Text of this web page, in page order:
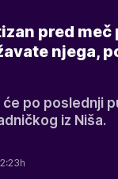
pred meč
njega,
po poslednji
iz Niša.